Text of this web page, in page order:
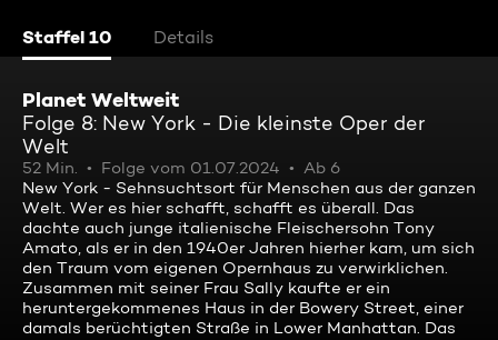
Staffel 10 Details
Planet Weltweit
Folge 8: New York - Die kleinste Oper der
Welt
52 Min. Folge vom 01.07.2024
Ab 6
New York - Sehnsuchtsort für Menschen aus der ganzen
Welt. Wer es hier schafft, schafft es überall. Das
dachte auch junge italienische Fleischersohn Tony
Amato, als er in den 1940er Jahren hierher kam, um sich
den Traum vom eigenen Opernhaus zu verwirklichen.
Zusammen mit seiner Frau Sally kaufte er ein
heruntergekommenes Haus in der Bowery Street, einer
damals berüchtigten Straße in Lower Manhattan. Das